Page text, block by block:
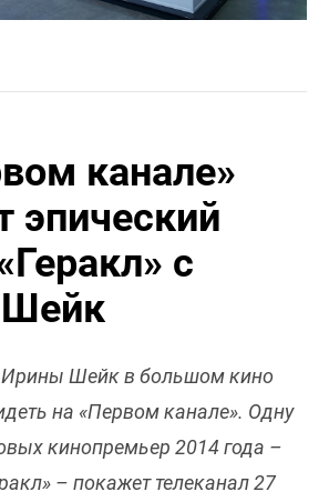
канале»
эпический
с
Шейк в большом кино
на «Первом канале». Одну
кинопремьер 2014 года –
– покажет телеканал 27